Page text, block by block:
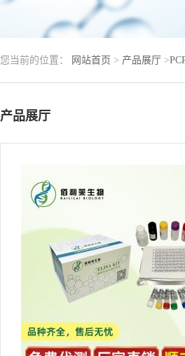
您当前的位置： 网站首页 > 产品展厅 >
产品展厅